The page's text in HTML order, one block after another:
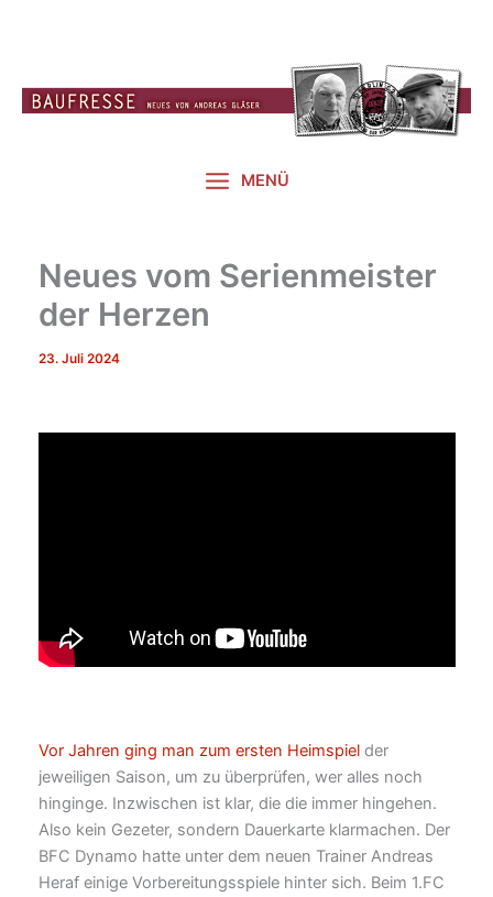
MENÜ
Neues vom Serienmeister
der Herzen
23. Juli 2024
Vor Jahren ging man zum ersten Heimspielder
jeweiligen Saison, um zu überprüfen, wer alles noch
hinginge. Inzwischen ist klar, die die immer hingehen.
Also kein Gezeter, sondern Dauerkarte klarmachen. Der
BFC Dynamo hatte unter dem neuen Trainer Andreas
Heraf einige Vorbereitungsspiele hinter sich. Beim 1.FC